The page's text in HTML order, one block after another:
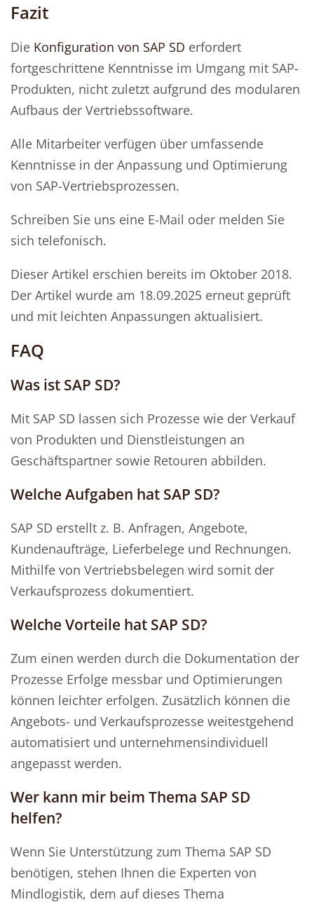
Fazit
Die Konfiguration von SAP SD erfordert
fortgeschrittene Kenntnisse im Umgang mit SAP-
Produkten, nicht zuletzt aufgrund des modularen
Aufbaus der Vertriebssoftware.
Alle Mitarbeiter verfügen über umfassende
Kenntnisse in der Anpassung und Optimierung
von SAP-Vertriebsprozessen.
Schreiben Sie uns eine E-Mail oder melden Sie
sich telefonisch.
Dieser Artikel erschien bereits im Oktober 2018.
Der Artikel wurde am 18.09.2025 erneut geprüft
und mit leichten Anpassungen aktualisiert.
FAQ
Was ist SAP SD?
Mit SAP SD lassen sich Prozesse wie der Verkauf
von Produkten und Dienstleistungen an
Geschäftspartner sowie Retouren abbilden.
Welche Aufgaben hat SAP SD?
SAP SD erstellt z. B. Anfragen, Angebote,
Kundenaufträge, Lieferbelege und Rechnungen.
Mithilfe von Vertriebsbelegen wird somit der
Verkaufsprozess dokumentiert.
Welche Vorteile hat SAP SD?
Zum einen werden durch die Dokumentation der
Prozesse Erfolge messbar und Optimierungen
können leichter erfolgen. Zusätzlich können die
Angebots- und Verkaufsprozesse weitestgehend
automatisiert und unternehmensindividuell
angepasst werden.
Wer kann mir beim Thema SAP SD
helfen?
Wenn Sie Unterstützung zum Thema SAP SD
benötigen, stehen Ihnen die Experten von
Mindlogistik, dem auf dieses Thema